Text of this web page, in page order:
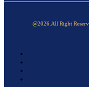
@2026.All Right